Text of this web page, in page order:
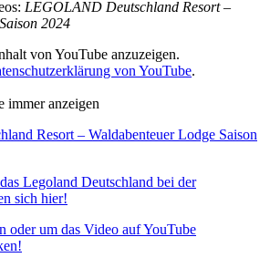
LEGOLAND Deutschland Resort –
2024
von YouTube anzuzeigen.
von YouTube.
immer anzeigen
Resort – Waldabenteuer Lodge Saison
Legoland Deutschland bei der
sich hier!
oder um das Video auf YouTube